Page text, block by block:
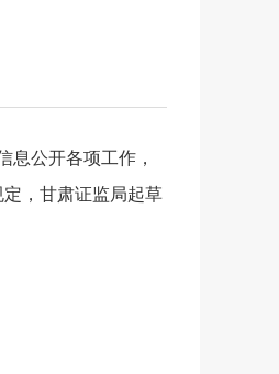
息公开各项工作，
定 ，甘肃证监局起草